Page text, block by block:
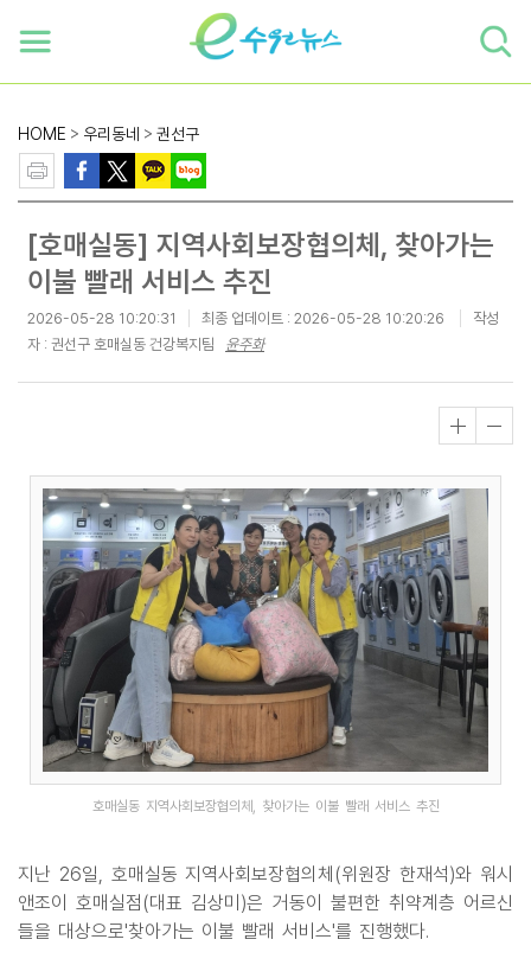
HOME > 우리동네 > 권선구
[호매실동] 지역사회보장협의체, 찾아가는
이불 빨래 서비스 추진
2026-05-28 10:20:31 최종 업데이트 : 2026-05-28 10:20:26
작성
자 : 권선구 호매실동 건강복지팀 윤주화
호매실동 지역사회보장협의체, 찾아가는 이불 빨래 서비스 추진
지난 26일, 호매실동 지역사회보장협의체(위원장 한재석)와 워시
앤조이 호매실점(대표 김상미)은 거동이 불편한 취약계층 어르신
들을 대상으로'찾아가는 이불 빨래 서비스'를 진행했다.